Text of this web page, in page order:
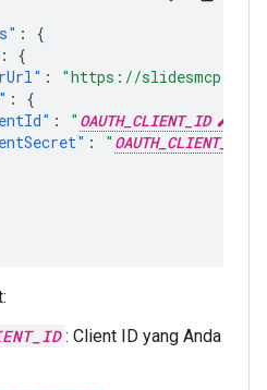
:
{
:
{
:
"https://
:
{
: " OAUTH_CLIENT_ID
: "
: Client ID yang Anda